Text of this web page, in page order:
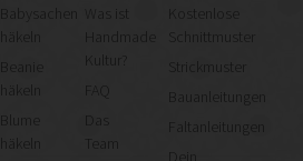
häkeln
häkeln
Was ist
Kultur?
Das
Team
Kostenlose
Schnittmuster
Strickmuster
Bauanleitungen
Faltanleitungen